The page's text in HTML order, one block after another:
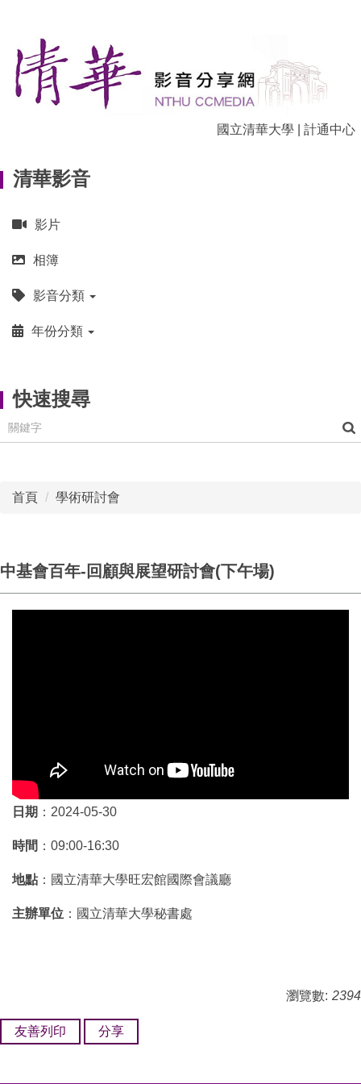
主
要
內
國立清華大學 計通中心
清華影音
影片
相簿
影音分類
年份分類
快速搜尋
首頁 學術研討會
中基會百年-回顧與展望研討會(下午場)
日期 ：2024-05-30
時間 ：09:00-16:30
地點 ：國立清華大學旺宏館國際會議廳
主辦單位 ：國立清華大學秘書處
瀏覽數: 2394
友善列印 分享